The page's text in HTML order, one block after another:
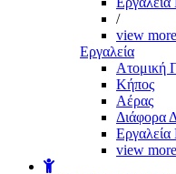
/
view more
Εργαλεία
Aτομική
Kήπος
Αέρας
Διάφορα
Εργαλεία
view more